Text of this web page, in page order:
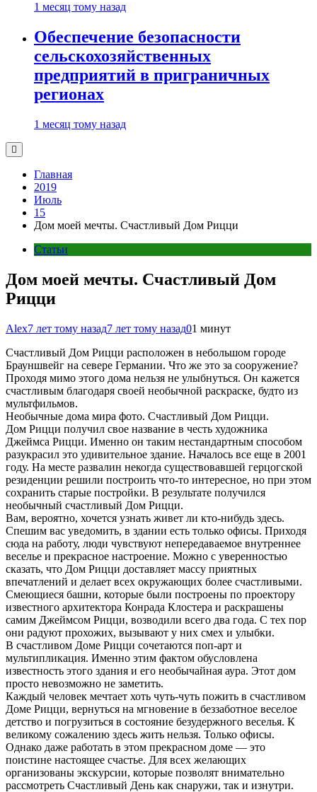
1 месяц тому назад
Обеспечение безопасности
сельскохозяйственных
предприятий в приграничных
регионах
1 месяц тому назад
Главная
2019
Июль
15
Дом моей мечты. Счастливый Дом Рицци
Статьи
Дом моей мечты. Счастливый Дом
Рицци
Alex7 лет тому назад7 лет тому назад01 минут
Счастливый Дом Рицци расположен в небольшом городе
Брауншвейг на севере Германии. Что же это за сооружение?
Проходя мимо этого дома нельзя не улыбнуться. Он кажется
счастливым благодаря своей необычной раскраске, будто из
мультфильмов.
Необычные дома мира фото. Счастливый Дом Рицци.
Дом Рицци получил свое название в честь художника
Джеймса Рицци. Именно он таким нестандартным способом
разукрасил это удивительное здание. Началось все еще в 2001
году. На месте развалин некогда существовавшей герцогской
резиденции решили построить что-то интересное, но при этом
сохранить старые постройки. В результате получился
необычный счастливый Дом Рицци.
Вам, вероятно, хочется узнать живет ли кто-нибудь здесь.
Спешим вас уведомить, в здании есть только офисы. Приходя
сюда на работу, люди чувствуют непередаваемое внутреннее
веселье и прекрасное настроение. Можно с уверенностью
сказать, что Дом Рицци доставляет массу приятных
впечатлений и делает всех окружающих более счастливыми.
Смеющиеся башни, которые были построены по проектору
известного архитектора Конрада Клостера и раскрашены
самим Джеймсом Рицци, возводили всего два года. С тех пор
они радуют прохожих, вызывают у них смех и улыбки.
В счастливом Доме Рицци сочетаются поп-арт и
мультипликация. Именно этим фактом обусловлена
известность этого здания и его необычайная аура. Этот дом
просто невозможно не заметить.
Каждый человек мечтает хоть чуть-чуть пожить в счастливом
Доме Рицци, вернуться на мгновение в беззаботное веселое
детство и погрузиться в состояние безудержного веселья. К
великому сожалению здесь жить нельзя. Только офисы.
Однако даже работать в этом прекрасном доме — это
поистине настоящее счастье. Для всех желающих
организованы экскурсии, которые позволят внимательно
рассмотреть Счастливый День как снаружи, так и изнутри.